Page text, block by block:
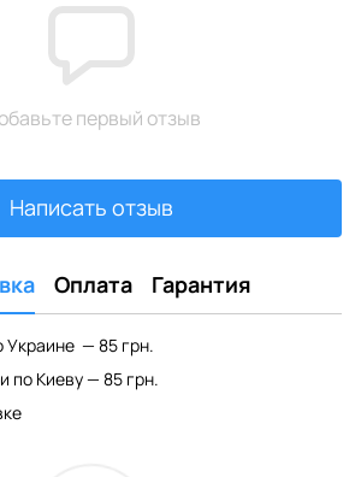
первый отзыв
Написать отзыв
Оплата Гарантия
Украине — 85 грн.
по Киеву — 85 грн.